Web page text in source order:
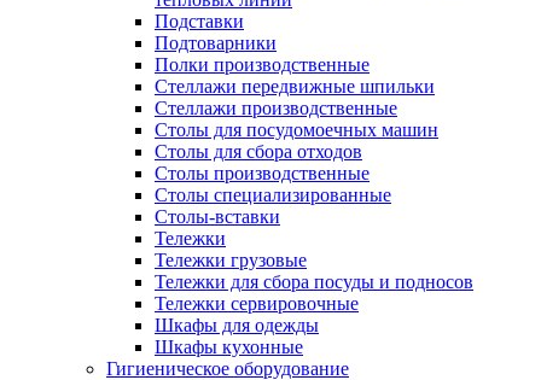
Подставки
Подтоварники
Полки производственные
Стеллажи передвижные шпильки
Стеллажи производственные
Столы для посудомоечных машин
Столы для сбора отходов
Столы производственные
Столы специализированные
Столы-вставки
Тележки
Тележки грузовые
Тележки для сбора посуды и подносов
Тележки сервировочные
Шкафы для одежды
Шкафы кухонные
Гигиеническое оборудование